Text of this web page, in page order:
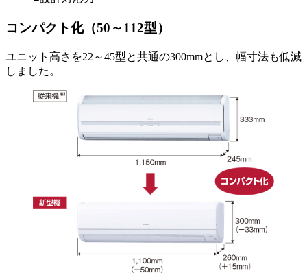
コンパクト化（50～112型）
ユニット高さを22～45型と共通の300mmとし、幅寸法も低減
しました。